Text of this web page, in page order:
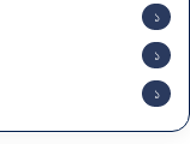
১
১
১